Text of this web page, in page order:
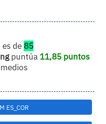
de 85
puntúa 11,85 puntos
ES_COR